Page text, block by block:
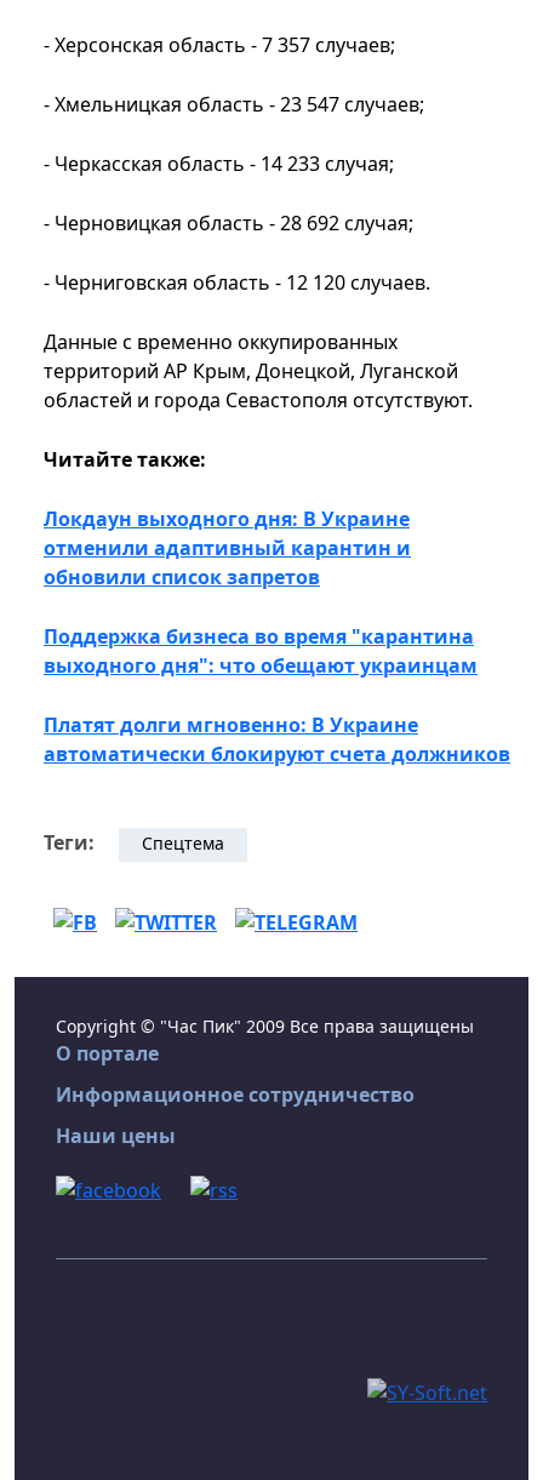
- Херсонская область - 7 357 случаев;
- Хмельницкая область - 23 547 случаев;
- Черкасская область - 14 233 случая;
- Черновицкая область - 28 692 случая;
- Черниговская область - 12 120 ​​​​​​​случаев.
Данные с временно оккупированных
территорий АР Крым, Донецкой, Луганской
областей и города Севастополя отсутствуют.
Читайте также:
Локдаун выходного дня: В Украине
отменили адаптивный карантин и
обновили список запретов
Поддержка бизнеса во время "карантина
выходного дня": что обещают украинцам
Платят долги мгновенно: В Украине
автоматически блокируют счета должников
Теги: Спецтема
Copyright © "Час Пик" 2009 Все права защищены
О портале
Информационное сотрудничество
Наши цены